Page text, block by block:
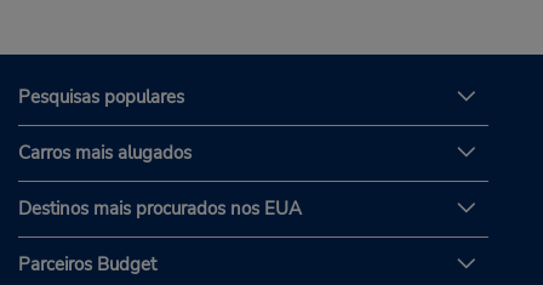
Pesquisas populares
Carros mais alugados
Destinos mais procurados nos EUA
Parceiros Budget